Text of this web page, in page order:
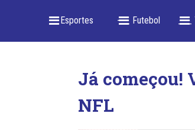
_ Esportes -- _ Futebol ___
Já começou!
NFL